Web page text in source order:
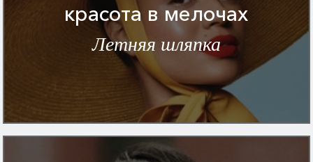
красота в мелочах
Летняя шляпка